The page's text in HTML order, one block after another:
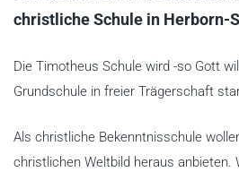
christliche Schule in Herborn-
Die Timotheus Schule wird -so Gott
Grundschule in freier Trägerschaft
Als christliche Bekenntnisschule
christlichen Weltbild heraus anbieten.